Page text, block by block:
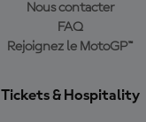
Nous contacter
FAQ
Rejoignez le MotoGP™
Tickets & Hospitality